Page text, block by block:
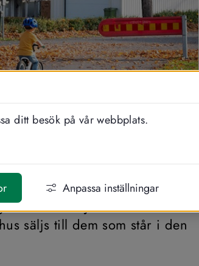
ditt besök på vår webbplats.
Anpassa inställningar
tomter i Eksjö och i flera orter.
säljs till dem som står i den